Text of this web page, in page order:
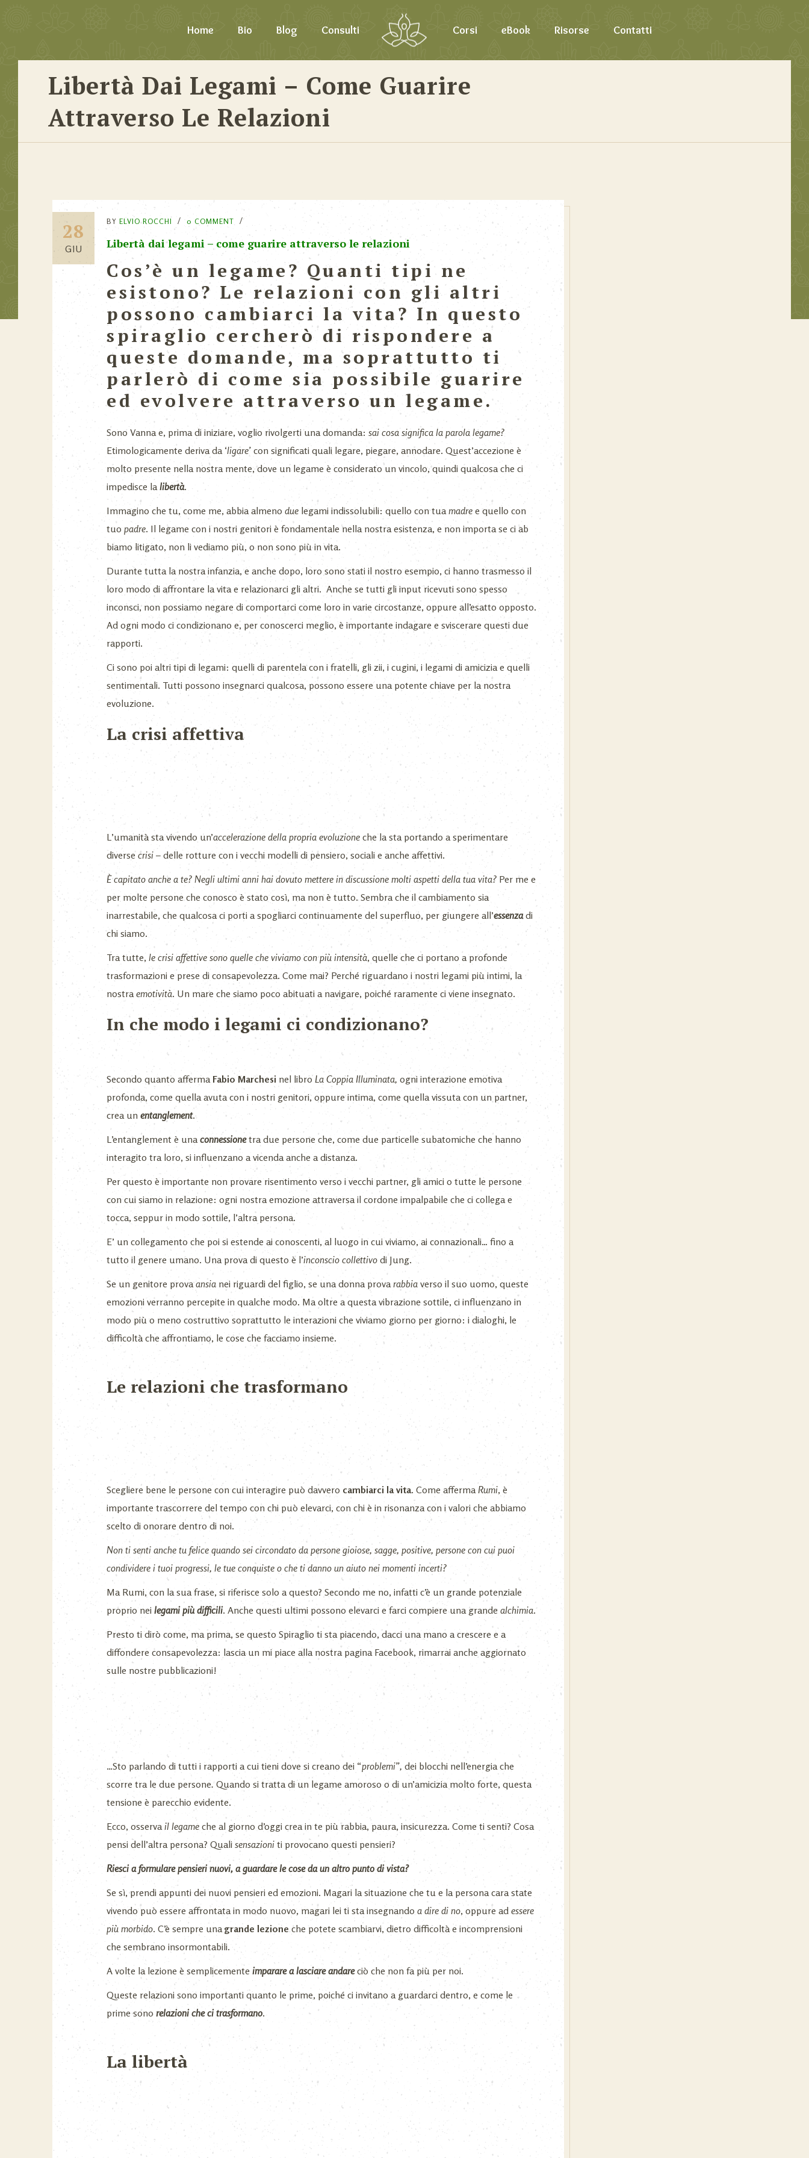
Home Bio Blog Consulti Corsi eBook Risorse Contatti
Libertà Dai Legami – Come Guarire
Attraverso Le Relazioni
28
GIU
BY ELVIO ROCCHI 0 COMMENT
Libertà dai legami – come guarire attraverso le relazioni
Cos’è un legame? Quanti tipi ne
esistono? Le relazioni con gli altri
possono cambiarci la vita? In questo
spiraglio cercherò di rispondere a
queste domande, ma soprattutto ti
parlerò di come sia possibile guarire
ed evolvere attraverso un legame.
Sono Vanna e, prima di iniziare, voglio rivolgerti una domanda: sai cosa significa la parola legame?
Etimologicamente deriva da ‘ligare’ con significati quali legare, piegare, annodare. Quest’accezione è
molto presente nella nostra mente, dove un legame è considerato un vincolo, quindi qualcosa che ci
impedisce lalibertà.
Immagino che tu, come me, abbia almeno due legami indissolubili: quello con tuamadre e quello con
tuopadre. Il legame con i nostri genitori è fondamentale nella nostra esistenza, e non importa se ci ab
biamo litigato, non li vediamo più, o non sono più in vita.
Durante tutta la nostra infanzia, e anche dopo, loro sono stati il nostro esempio, ci hanno trasmesso il
loro modo di affrontare la vita e relazionarci gli altri. Anche se tutti gli input ricevuti sono spesso
inconsci, non possiamo negare di comportarci come loro in varie circostanze, oppure all’esatto opposto.
Ad ogni modo ci condizionano e, per conoscerci meglio, è importante indagare e sviscerare questi due
rapporti.
Ci sono poi altri tipi di legami: quelli di parentela con i fratelli, gli zii, i cugini, i legami di amicizia e quelli
sentimentali. Tutti possono insegnarci qualcosa, possono essere una potente chiave per la nostra
evoluzione.
La crisi affettiva
L’umanità sta vivendo un’accelerazione della propria evoluzione che la sta portando a sperimentare
diverse crisi – delle rotture con i vecchi modelli di pensiero, sociali e anche affettivi.
È capitato anche a te? Negli ultimi anni hai dovuto mettere in discussione molti aspetti della tua vita? Per me e
per molte persone che conosco è stato così, ma non è tutto. Sembra che il cambiamento sia
inarrestabile, che qualcosa ci porti a spogliarci continuamente del superfluo, per giungere all’essenza di
chi siamo.
Tra tutte, le crisi affettive sono quelle che viviamo con più intensità, quelle che ci portano a profonde
trasformazioni e prese di consapevolezza. Come mai? Perché riguardano i nostri legami più intimi, la
nostraemotività. Un mare che siamo poco abituati a navigare, poiché raramente ci viene insegnato.
In che modo i legami ci condizionano?
Secondo quanto afferma Fabio Marchesi nel libroLa Coppia Illuminata, ogni interazione emotiva
profonda, come quella avuta con i nostri genitori, oppure intima, come quella vissuta con un partner,
crea un entanglement.
L’entanglement è unaconnessione tra due persone che, come due particelle subatomiche che hanno
interagito tra loro, si influenzano a vicenda anche a distanza.
Per questo è importante non provare risentimento verso i vecchi partner, gli amici o tutte le persone
con cui siamo in relazione: ogni nostra emozione attraversa il cordone impalpabile che ci collega e
tocca, seppur in modo sottile, l’altra persona.
E’ un collegamento che poi si estende ai conoscenti, al luogo in cui viviamo, ai connazionali… fino a
tutto il genere umano. Una prova di questo è l’inconscio collettivo di Jung.
Se un genitore provaansia nei riguardi del figlio, se una donna provarabbia verso il suo uomo, queste
emozioni verranno percepite in qualche modo. Ma oltre a questa vibrazione sottile, ci influenzano in
modo più o meno costruttivo soprattutto le interazioni che viviamo giorno per giorno: i dialoghi, le
difficoltà che affrontiamo, le cose che facciamo insieme.
Le relazioni che trasformano
Scegliere bene le persone con cui interagire può davvero cambiarci la vita. Come affermaRumi, è
importante trascorrere del tempo con chi può elevarci, con chi è in risonanza con i valori che abbiamo
scelto di onorare dentro di noi.
Non ti senti anche tu felice quando sei circondato da persone gioiose, sagge, positive, persone con cui puoi
condividere i tuoi progressi, le tue conquiste o che ti danno un aiuto nei momenti incerti?
Ma Rumi, con la sua frase, si riferisce solo a questo? Secondo me no, infatti c’è un grande potenziale
proprio nei legami più difficili. Anche questi ultimi possono elevarci e farci compiere una grande alchimia.
Presto ti dirò come, ma prima, se questo Spiraglio ti sta piacendo, dacci una mano a crescere e a
diffondere consapevolezza: lascia un mi piace alla nostra pagina Facebook, rimarrai anche aggiornato
sulle nostre pubblicazioni!
…Sto parlando di tutti i rapporti a cui tieni dove si creano dei “problemi”, dei blocchi nell’energia che
scorre tra le due persone.Quando si tratta di un legame amoroso o di un’amicizia molto forte, questa
tensione è parecchio evidente.
Ecco, osservail legame che al giorno d’oggi crea in te più rabbia, paura, insicurezza. Come ti senti? Cosa
pensi dell’altra persona? Quali sensazioni ti provocano questi pensieri?
Riesci a formulare pensieri nuovi, a guardare le cose da un altro punto di vista?
Se sì, prendi appunti dei nuovi pensieri ed emozioni. Magari la situazione che tu e la persona cara state
vivendo può essere affrontata in modo nuovo, magari lei ti sta insegnando a dire di no, oppure ad essere
più morbido. C’è sempre unagrande lezioneche potete scambiarvi, dietro difficoltà e incomprensioni
che sembrano insormontabili.
A volte la lezione è semplicemente imparare a lasciare andareciò che non fa più per noi.
Queste relazioni sono importanti quanto le prime, poiché ci invitano a guardarci dentro, e come le
prime sono relazioni che ci trasformano.
La libertà